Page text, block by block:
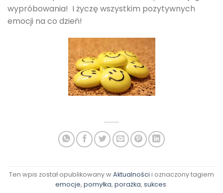
wypróbowania! I życzę wszystkim pozytywnych
emocji na co dzień!
Ten wpis został opublikowany w Aktualności i oznaczony tagiem
emocje, pomyłka, porażka, sukces.